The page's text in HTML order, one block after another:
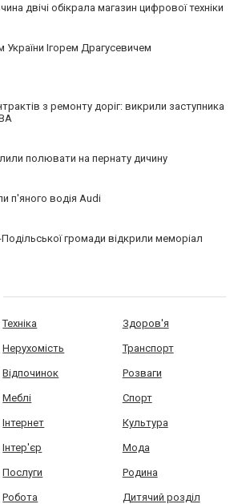
двічі обікрала магазин цифрової техніки
Ігорем Драгусевичем
з ремонту доріг: викрили заступника
полювати на пернату дичину
п'яного водія Audi
громади відкрили меморіал
Техніка Здоров'я
Нерухомість Транспорт
Відпочинок Розваги
Меблі Спорт
Інтернет Культура
Інтер'єр Мода
Послуги Родина
Робота Дитячий розділ